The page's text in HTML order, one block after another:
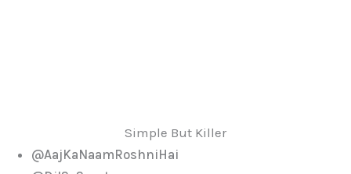
Simple But Killer
@AajKaNaamRoshniHai